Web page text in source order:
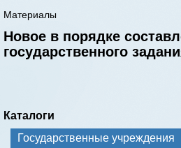
Материалы
Новое в порядке
государственного
Каталоги
Государственные учреждения